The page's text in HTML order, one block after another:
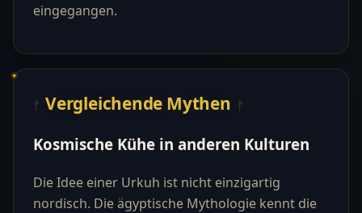
eingegangen.
Vergleichende Mythen
Kosmische Kühe in anderen Kulturen
Die Idee einer Urkuh ist nicht einzigartig
nordisch. Die ägyptische Mythologie kennt die